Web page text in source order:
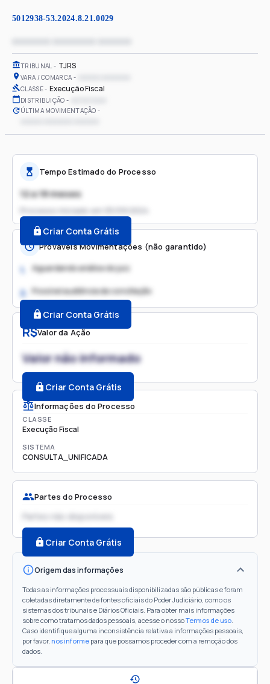
5012938-53.2024.8.21.0029
TRIBUNAL TJRS
VARA / COMARCA
CLASSE Execução Fiscal
DISTRIBUIÇÃO
ÚLTIMA MOVIMENTAÇÃO
R$Valor da Ação
Valor não informado
Criar Conta Grátis
Informações do Processo
CLASSE
Execução Fiscal
SISTEMA
CONSULTA_UNIFICADA
Partes do Processo
Partes não disponíveis
Criar Conta Grátis
Origem das informações
Todas as informações processuais disponibilizadas são públicas e foram
coletadas diretamente de fontes oficiais do Poder Judiciário, como os
sistemas dos tribunais e Diários Oficiais. Para obter mais informações
sobre como tratamos dados pessoais, acesse o nossoTermos de uso.
Caso identifique alguma inconsistência relativa a informações pessoais,
por favor, nos informe para que possamos proceder com a remoção dos
dados.
Tempo Estimado do Processo
12 a 18 meses
Processo iniciado em
Criar Conta Grátis
Prováveis Movimentações (não garantido)
1. Aguardando análise do juiz
2. Possível audiência de conciliação
Criar Conta Grátis